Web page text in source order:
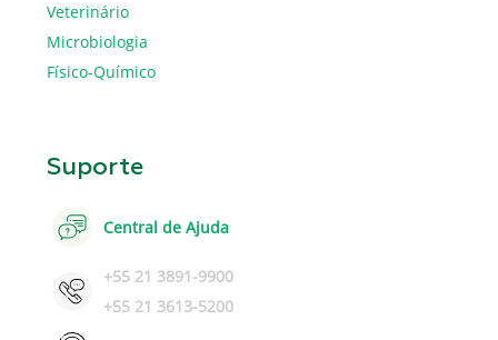
Veterinário
Microbiologia
Físico-Químico
Suporte
Central de Ajuda
+55 21 3891-9900
+55 21 3613-5200